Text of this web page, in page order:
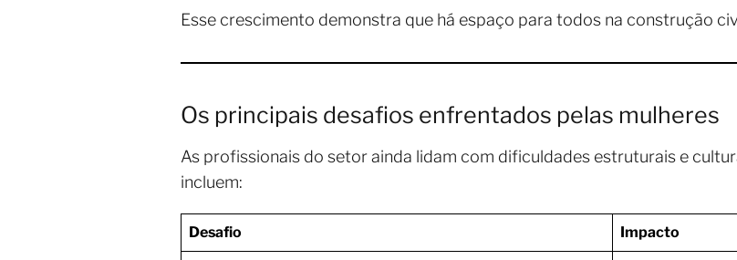
Esse crescimento demonstra que há espaço para todos na construção
Os principais desafios enfrentados pelas mulheres
As profissionais do setor ainda lidam com dificuldades estruturais e
incluem:
Desafio Impacto